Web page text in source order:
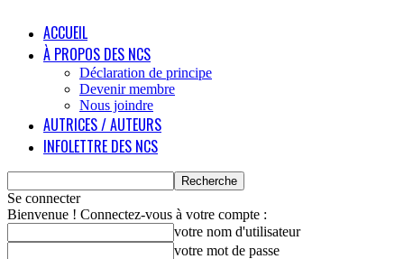
ACCUEIL
À PROPOS DES NCS
Déclaration de principe
Devenir membre
Nous joindre
AUTRICES / AUTEURS
INFOLETTRE DES NCS
Se connecter
Bienvenue ! Connectez-vous à votre compte :
votre nom d'utilisateur
votre mot de passe